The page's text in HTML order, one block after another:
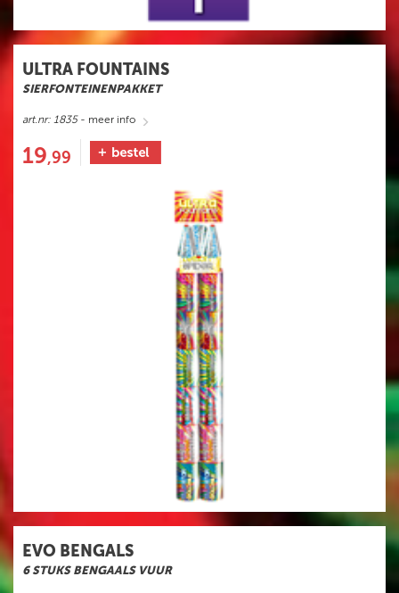
ULTRA FOUNTAINS
SIERFONTEINENPAKKET
art.nr: 1835- meer info
19,99
EVO BENGALS
6 STUKS BENGAALS VUUR